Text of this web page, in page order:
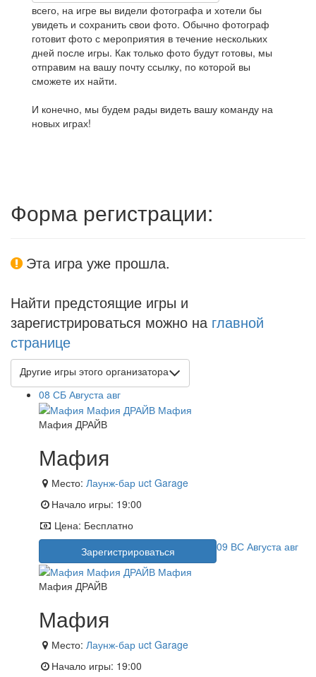
всего, на игре вы видели фотографа и хотели бы
увидеть и сохранить свои фото. Обычно фотограф
готовит фото с мероприятия в течение нескольких
дней после игры. Как только фото будут готовы, мы
отправим на вашу почту ссылку, по которой вы
сможете их найти.
И конечно, мы будем рады видеть вашу команду на
новых играх!
Форма регистрации:
Эта игра уже прошла.
Найти предстоящие игры и
зарегистрироваться можно на главной
странице
Другие игры этого организатора
08 СБ Августа авг
Мафия ДРАЙВ
Мафия
Место: Лаунж-бар uct Garage
Начало игры: 19:00
Цена: Бесплатно
Зарегистрироваться
09 ВС Августа авг
Мафия ДРАЙВ
Мафия
Место: Лаунж-бар uct Garage
Начало игры: 19:00